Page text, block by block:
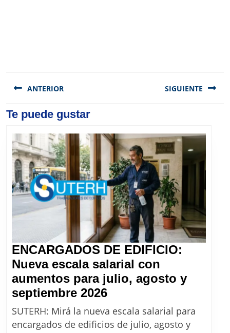
de
ANTERIOR
Previous
SIGUIENTE
Te puede gustar
ENCARGADOS DE EDIFICIO:
Nueva escala salarial con
aumentos para julio, agosto y
septiembre 2026ENCARGADOS
DE
EDIFICIO:
SUTERH: Mirá la nueva escala salarial para
encargados de edificios de julio, agosto y